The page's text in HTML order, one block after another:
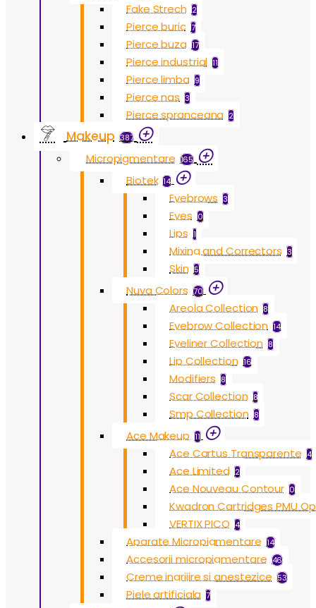
Fake Strech 2
Pierce buric 7
Pierce buza 17
Pierce industrial 11
Pierce limba 9
Pierce nas 3
Pierce spranceana 2
Makeup 387
Micropigmentare 165
Biotek 14
Eyebrows 3
Eyes 0
Lips 1
Mixing and Correctors 3
Skin 5
Nuva Colors 70
Areola Collection 8
Eyebrow Collection 14
Eyeliner Collection 8
Lip Collection 16
Modifiers 8
Scar Collection 8
Smp Collection 8
Ace Makeup 11
Ace Cartus Transparente 4
Ace Limited 2
Ace Nouveau Contour 0
Kwadron Cartridges PMU
VERTIX PICO 4
Aparate Micropigmentare 14
Accesorii micropigmentare 46
Creme ingrijire si anestezice 53
Piele artificiala 7